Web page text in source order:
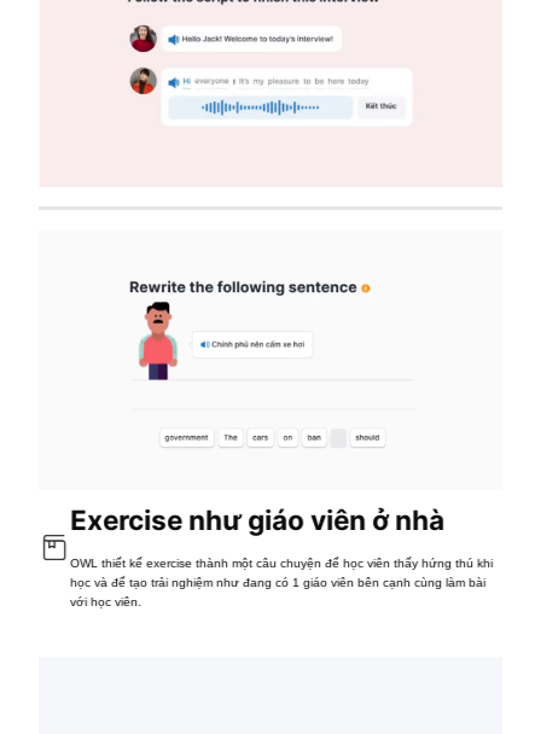
Exercise như giáo viên ở nhà
OWL thiết kế exercise thành một câu chuyện để học viên thấy hứng thú khi
học và để tạo trải nghiệm như đang có 1 giáo viên bên cạnh cùng làm bài
với học viên.